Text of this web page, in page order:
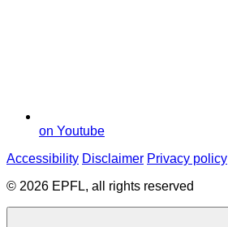
on Youtube
Accessibility Disclaimer Privacy policy
© 2026 EPFL, all rights reserved